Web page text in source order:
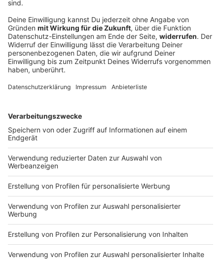
Mit diesen Temperaturen geht Bayern ins
Wochenende
Gewitter und Schauer sind in Bayern weiterhin
zunächst nur im Süden möglich. Wie ist die Lage in
DEINE GEMERKTEN ARTIKEL
Du hast dir noch keine Artikel gemerkt
Markiere sie hierfür mit einem